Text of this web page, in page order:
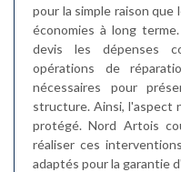
pour la simple raison
économies à long
devis les dépenses
opérations de
nécessaires pour
structure. Ainsi, l'aspect
protégé. Nord Artois
réaliser ces
adaptés pour la garantie